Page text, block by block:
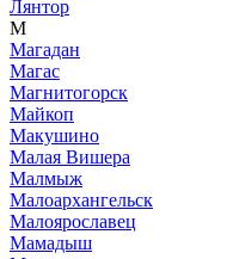
Лянтор
М
Магадан
Магас
Магнитогорск
Майкоп
Макушино
Малая Вишера
Малмыж
Малоархангельск
Малоярославец
Мамадыш